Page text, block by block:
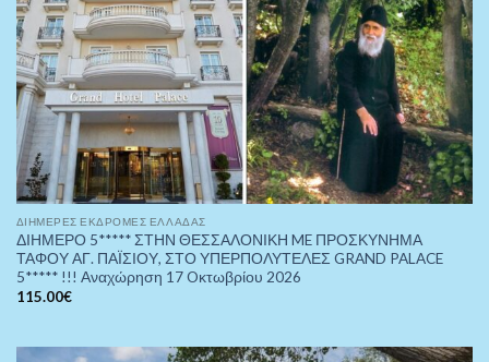
ΔΙΉΜΕΡΕΣ ΕΚΔΡΟΜΈΣ ΕΛΛΆΔΑΣ
ΔΙΗΜΕΡΟ 5***** ΣΤΗΝ ΘΕΣΣΑΛΟΝΙΚΗ ME ΠΡΟΣΚΥΝΗΜΑ
ΤΑΦΟΥ ΑΓ. ΠΑΪΣΙΟΥ, ΣΤΟ ΥΠΕΡΠΟΛΥΤΕΛΕΣ GRAND PALACE
5***** !!! Αναχώρηση 17 Oκτωβρίου 2026
115.00€